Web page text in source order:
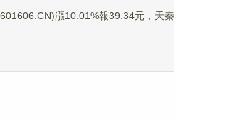
漲10.01%報39.34元，天秦